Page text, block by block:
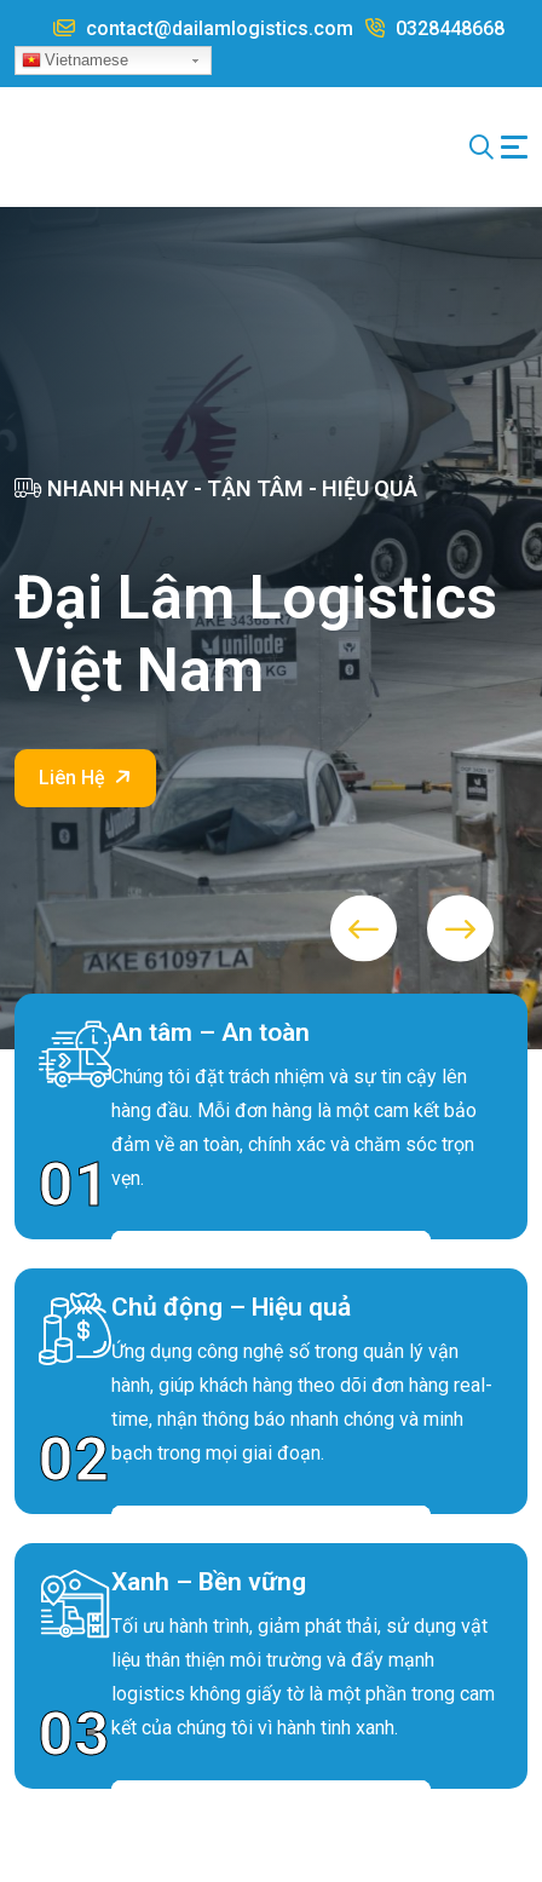
Nhảy đến nội dung
contact@dailamlogistics.com 0328448668
Vietnamese
NHANH NHẠY - TẬN TÂM - HIỆU QUẢ
01
An tâm – An toàn
Chúng tôi đặt trách nhiệm và sự tin cậy lên
hàng đầu. Mỗi đơn hàng là một cam kết bảo
đảm về an toàn, chính xác và chăm sóc trọn
vẹn.
02
Chủ động – Hiệu quả
Ứng dụng công nghệ số trong quản lý vận
hành, giúp khách hàng theo dõi đơn hàng real-
time, nhận thông báo nhanh chóng và minh
bạch trong mọi giai đoạn.
03
Xanh – Bền vững
Tối ưu hành trình, giảm phát thải, sử dụng vật
liệu thân thiện môi trường và đẩy mạnh
logistics không giấy tờ là một phần trong cam
kết của chúng tôi vì hành tinh xanh.